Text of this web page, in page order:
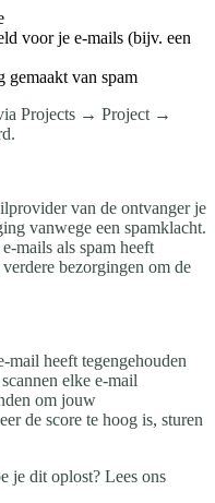
voor je e-mails (bijv. een
gemaakt van spam
Projects → Project →
van de ontvanger je
vanwege een spamklacht.
mails als spam heeft
bezorgingen om de
mail heeft tegengehouden
elke e-mail
om jouw
de score te hoog is, sturen
je dit oplost? Lees ons